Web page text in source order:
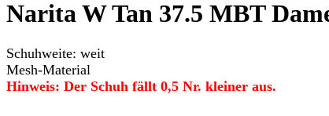
Narita W Tan 37.5 MBT
Schuhweite: weit
Mesh-Material
Hinweis: Der Schuh fällt 0,5 Nr. kleiner aus.